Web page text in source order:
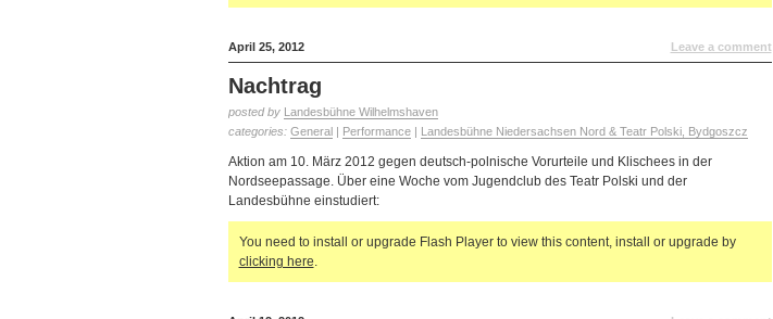
April 25, 2012 Leave a comment
Nachtrag
posted by Landesbühne Wilhelmshaven
categories: General| Performance| Landesbühne Niedersachsen Nord & Teatr Polski, Bydgoszcz
Aktion am 10. März 2012 gegen deutsch-polnische Vorurteile und Klischees in der
Nordseepassage. Über eine Woche vom Jugendclub des Teatr Polski und der
Landesbühne einstudiert:
You need to install or upgrade Flash Player to view this content, install or upgrade by
clicking here.